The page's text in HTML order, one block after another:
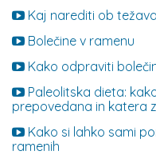
Kaj narediti ob
Bolečine v ramenu
Kako odpraviti
Paleolitska dieta:
prepovedana in katera
Kako si lahko sami
ramenih